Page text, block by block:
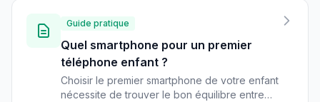
Guide pratique
Quel smartphone pour un premier
téléphone enfant ?
Choisir le premier smartphone de votre enfant
nécessite de trouver le bon équilibre entre